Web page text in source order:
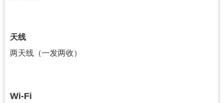
天线
两天线（一发两收）
Wi-Fi